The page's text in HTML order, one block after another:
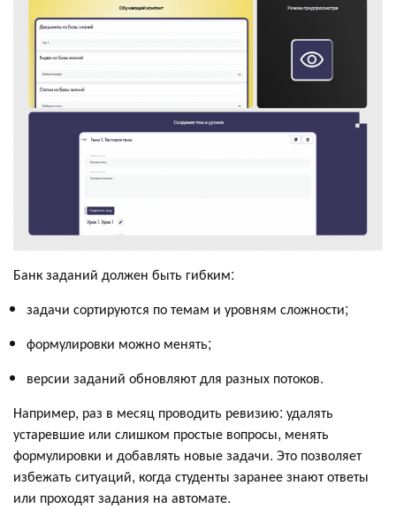
Банк заданий должен быть гибким:
задачи сортируются по темам и уровням сложности;
формулировки можно менять;
версии заданий обновляют для разных потоков.
Например, раз в месяц проводить ревизию: удалять
устаревшие или слишком простые вопросы, менять
формулировки и добавлять новые задачи. Это позволяет
избежать ситуаций, когда студенты заранее знают ответы
или проходят задания на автомате.